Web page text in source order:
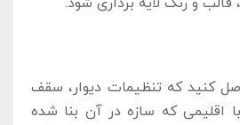
کنید که تنظیمات دیوار، سقف
اقلیمی که سازه در آن بنا شده‌